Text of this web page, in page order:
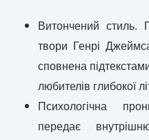
Витончений стиль.
твори Генрі
сповнена
любителів глибокої
Психологічна
передає